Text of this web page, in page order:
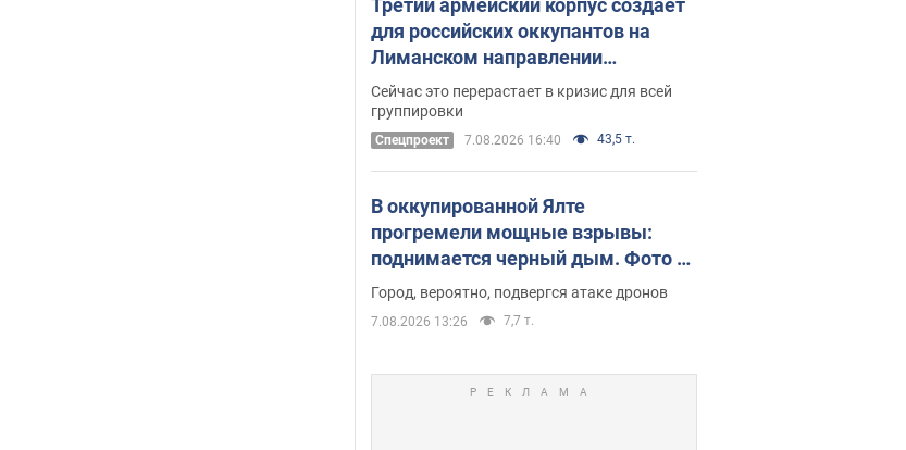
Третий армейский корпус создает
для российских оккупантов на
Лиманском направлении
критический дискомфорт: как это
удалось
Сейчас это перерастает в кризис для всей
группировки
Спецпроект 7.08.2026 16:40 43,5 т.
В оккупированной Ялте
прогремели мощные взрывы:
поднимается черный дым. Фото и
видео
Город, вероятно, подвергся атаке дронов
7.08.2026 13:26 7,7 т.